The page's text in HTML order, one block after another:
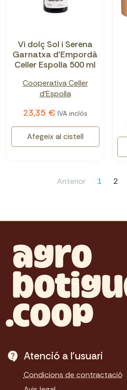
Vi dolç Sol i Serena
Garnatxa d'Empordà
Celler Espolla 500 ml
Cooperativa Celler
d'Espolla
23,35 € IVA inclòs
Afegeix al cistell
Anterior 1 2
Atenció a l'usuari
Condicions de contractació